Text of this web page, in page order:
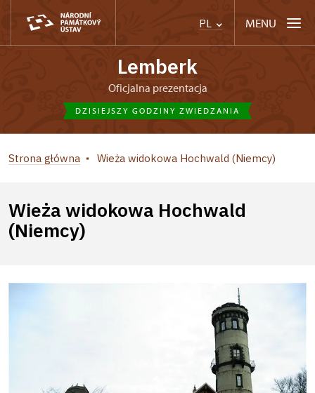
PL MENU
Lemberk
Oficjalna prezentacja
DZISIEJSZY GODZINY ZWIEDZANIA
Strona główna Wieża widokowa Hochwald (Niemcy)
Wieża widokowa Hochwald
(Niemcy)